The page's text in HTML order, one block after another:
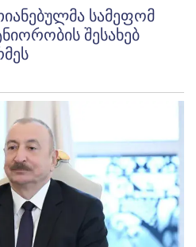
სამეფომ
შესახებ